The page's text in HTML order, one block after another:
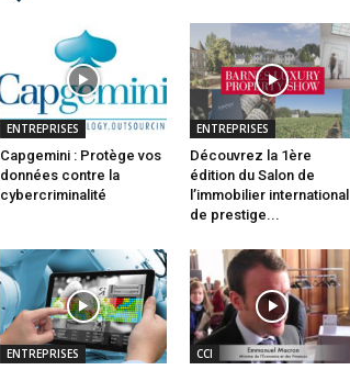
ENTREPRISES
Capgemini : Protège vos
données contre la
cybercriminalité
ENTREPRISES
Découvrez la 1ère
édition du Salon de
l’immobilier international
de prestige...
ENTREPRISES CCI